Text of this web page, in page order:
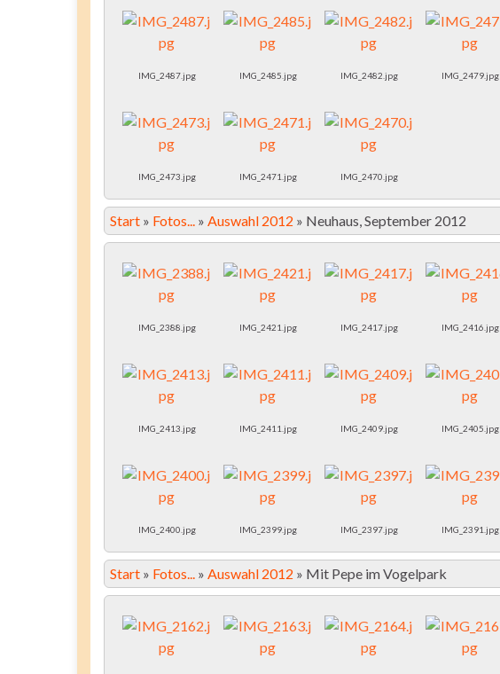
IMG_2487.jpg IMG_2485.jpg IMG_2482.jpg IMG_2479.jpg
IMG_2473.jpg IMG_2471.jpg IMG_2470.jpg
Start » Fotos... » Auswahl 2012 » Neuhaus, September 2012
IMG_2388.jpg IMG_2421.jpg IMG_2417.jpg IMG_2416.jpg
IMG_2413.jpg IMG_2411.jpg IMG_2409.jpg IMG_2405.jpg
IMG_2400.jpg IMG_2399.jpg IMG_2397.jpg IMG_2391.jpg
Start » Fotos... » Auswahl 2012 » Mit Pepe im Vogelpark